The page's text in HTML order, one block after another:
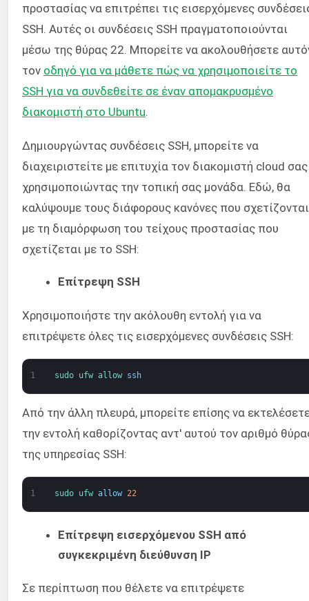
προστασίας να επιτρέπει τις εισερχόμενες
SSH. Αυτές οι συνδέσεις SSH πραγματοποιούνται
μέσω της θύρας 22. Μπορείτε να ακολουθήσετε
τον οδηγό για να μάθετε πώς να χρησιμοποιείτε το
SSH για να συνδεθείτε σε έναν απομακρυσμένο
διακομιστή στο Ubuntu.
Δημιουργώντας συνδέσεις SSH, μπορείτε να
διαχειριστείτε με επιτυχία τον διακομιστή cloud σας
χρησιμοποιώντας την τοπική σας μονάδα. Εδώ, θα
καλύψουμε τους διάφορους κανόνες που σχετίζονται
με τη διαμόρφωση του τείχους προστασίας που
σχετίζεται με το SSH:
Επίτρεψη SSH
Χρησιμοποιήστε την ακόλουθη εντολή για να
επιτρέψετε όλες τις εισερχόμενες συνδέσεις SSH:
1 sudo ufw allow ssh
Από την άλλη πλευρά, μπορείτε επίσης να
την εντολή καθορίζοντας αντ' αυτού τον αριθμό
της υπηρεσίας SSH:
1 sudo ufw allow 22
Επίτρεψη εισερχόμενου SSH από
συγκεκριμένη διεύθυνση IP
Σε περίπτωση που θέλετε να επιτρέψετε